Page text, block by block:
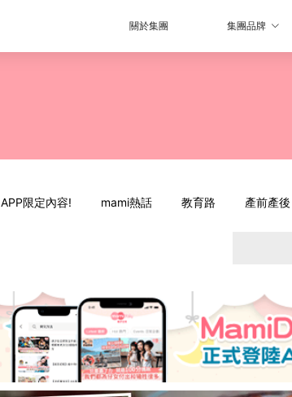
關於集團 集團品牌
APP限定內容! mami熱話 教育路 產前產後